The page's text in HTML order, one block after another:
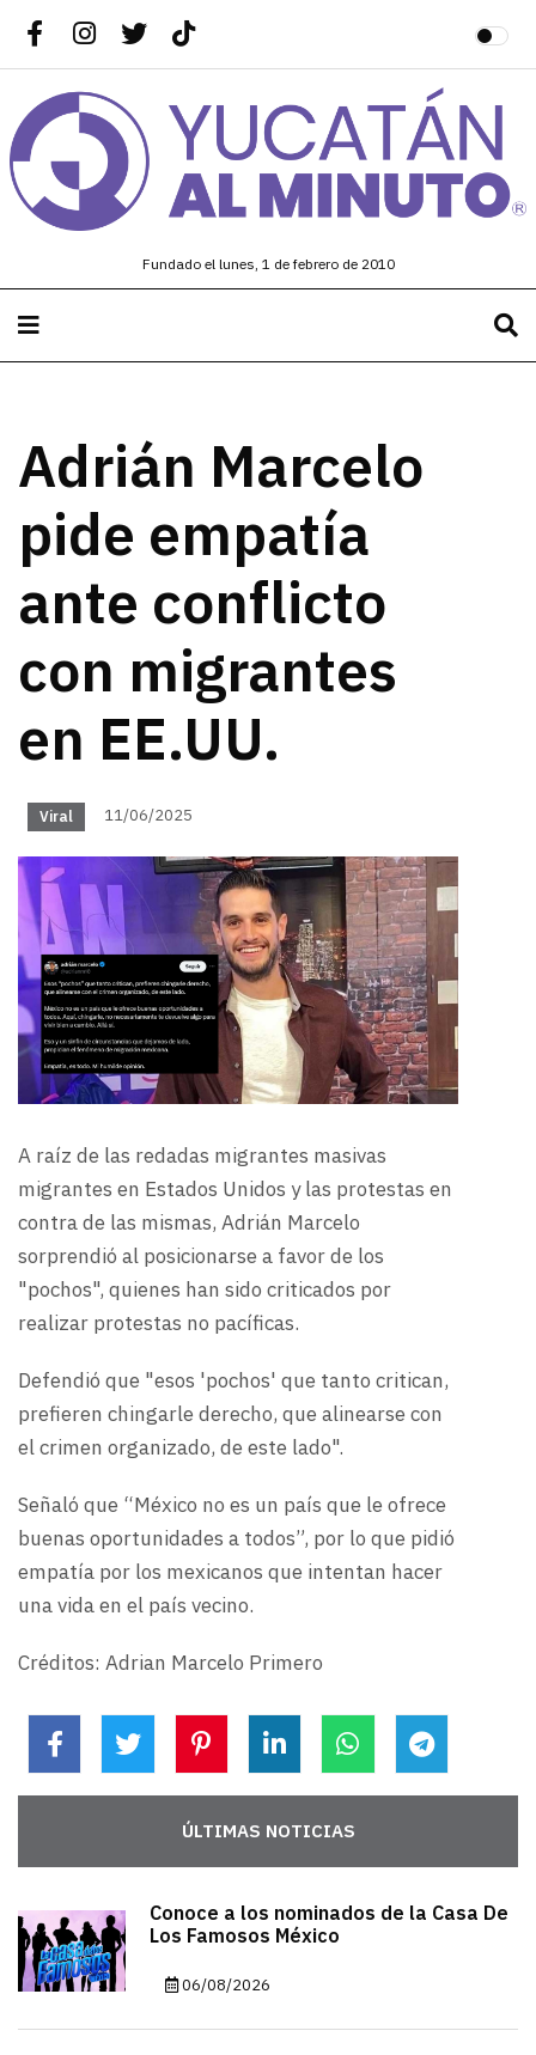
Fundado el lunes, 1 de febrero de 2010
Adrián Marcelo
pide empatía
ante conflicto
con migrantes
en EE.UU.
Viral 11/06/2025
A raíz de las redadas migrantes masivas
migrantes en Estados Unidos y las protestas en
contra de las mismas, Adrián Marcelo
sorprendió al posicionarse a favor de los
"pochos", quienes han sido criticados por
realizar protestas no pacíficas.
Defendió que "esos 'pochos' que tanto critican,
prefieren chingarle derecho, que alinearse con
el crimen organizado, de este lado".
Señaló que “México no es un país que le ofrece
buenas oportunidades a todos”, por lo que pidió
empatía por los mexicanos que intentan hacer
una vida en el país vecino.
Créditos: Adrian Marcelo Primero
ÚLTIMAS NOTICIAS
Conoce a los nominados de la Casa De
Los Famosos México
06/08/2026